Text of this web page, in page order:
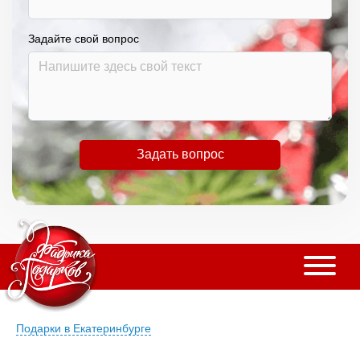
Задайте свой вопрос
Задать вопрос
Подарки в Екатеринбурге